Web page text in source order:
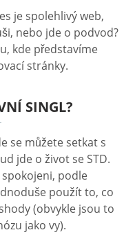
je spolehlivý web,
nebo jde o podvod?
kde představíme
stránky.
SINGL?
se můžete setkat s
jde o život se STD.
podle
použít to, co
(obvykle jsou to
jako vy).